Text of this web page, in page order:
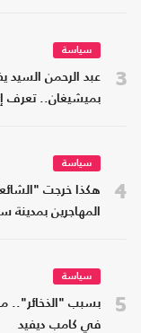
3
سياسة
عبد الرحمن السيد
بميشيغان.. تعرف
4
سياسة
هكذا خرجت
المهاجرين بمدينة
5
سياسة
بسبب "الذخائر"..
في كامب ديفيد